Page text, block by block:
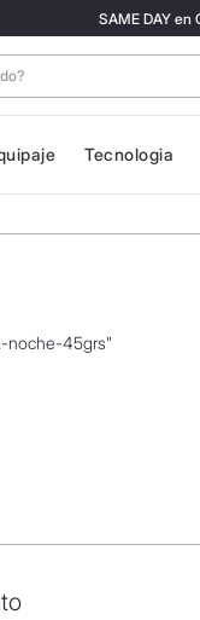
SAME DAY en
Tecnologia
noche-45grs"